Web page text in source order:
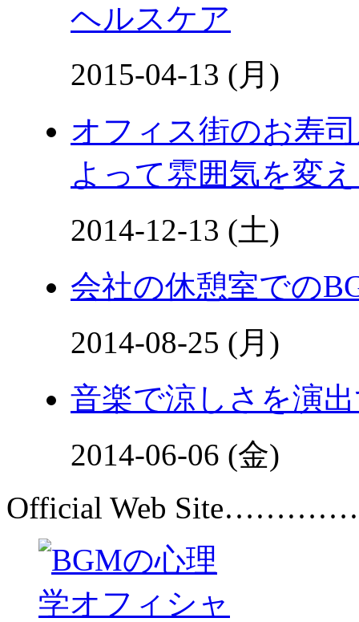
ヘルスケア
2015-04-13 (月)
オフィス街のお寿
よって雰囲気を変
2014-12-13 (土)
会社の休憩室での
2014-08-25 (月)
音楽で涼しさを演
2014-06-06 (金)
Official Web